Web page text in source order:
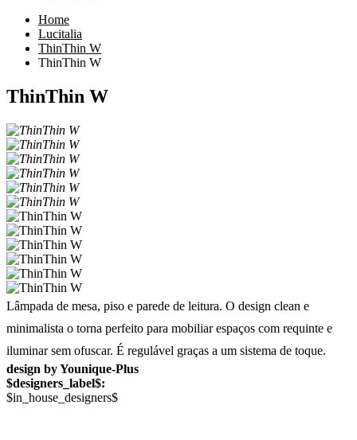
Home
Lucitalia
ThinThin W
ThinThin W
ThinThin W
Lâmpada de mesa, piso e parede de leitura. O design clean e
minimalista o torna perfeito para mobiliar espaços com requinte e
iluminar sem ofuscar. É regulável graças a um sistema de toque.
design by Younique-Plus
$designers_label$:
$in_house_designers$